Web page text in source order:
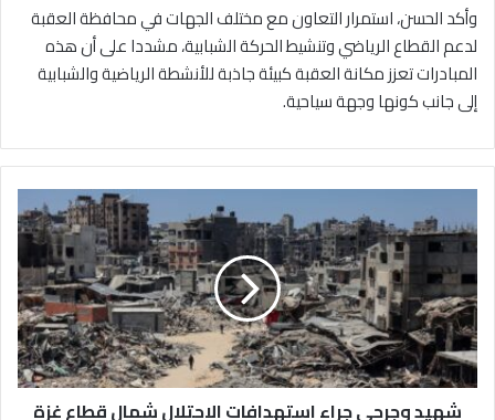
وأكد الحسن، استمرار التعاون مع مختلف الجهات في محافظة العقبة
لدعم القطاع الرياضي وتنشيط الحركة الشبابية، مشددا على أن هذه
المبادرات تعزز مكانة العقبة كبيئة جاذبة للأنشطة الرياضية والشبابية
إلى جانب كونها وجهة سياحية.
ه
ي
د
و
ج
ر
ح
ى
شهيد وجرحى جراء استهدافات الاحتلال شمال قطاع غزة